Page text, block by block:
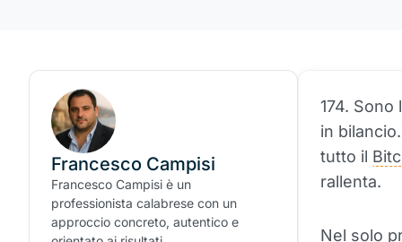
174.
in
tutto il
rallenta.
Nel solo
Francesco Campisi
Francesco Campisi è un
professionista calabrese con un
approccio concreto, autentico e